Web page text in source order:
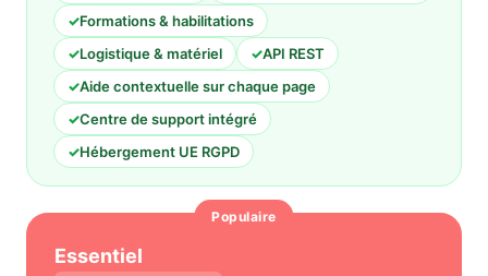
✓Formations & habilitations
✓Logistique & matériel ✓API REST
✓Aide contextuelle sur chaque page
✓Centre de support intégré
✓Hébergement UE RGPD
Populaire
Essentiel